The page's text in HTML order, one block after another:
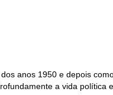
anos 1950 e depois
a vida política